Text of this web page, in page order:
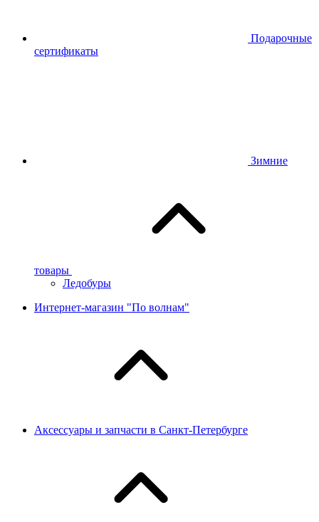
Подарочные
сертификаты
Зимние
товары
Ледобуры
Интернет-магазин "По волнам"
Аксессуары и запчасти в Санкт-Петербурге